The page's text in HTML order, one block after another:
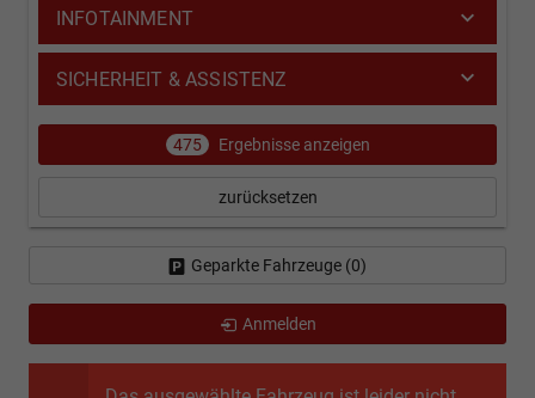
INFOTAINMENT
SICHERHEIT & ASSISTENZ
475 Ergebnisse anzeigen
zurücksetzen
Geparkte Fahrzeuge (0)
Anmelden